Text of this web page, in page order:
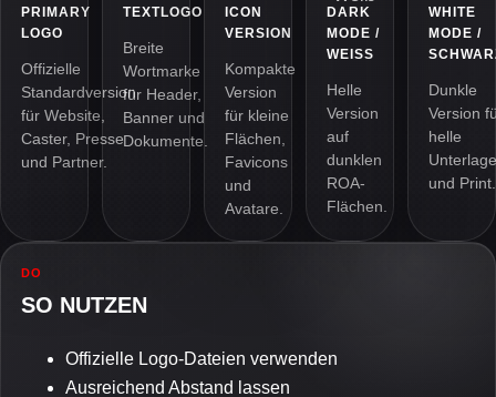
PRIMARY
LOGO
Offizielle
Standardversion
für Website,
Caster, Presse
und Partner.
TEXTLOGO
Breite
Wortmarke
für Header,
Banner und
Dokumente.
ICON
VERSION
Kompakte
Version
für kleine
Flächen,
Favicons
und
Avatare.
DARK
MODE /
WEISS
Helle
Version
auf
dunklen
ROA-
Flächen.
WHITE
MODE /
Dunkle
Version
helle
und Print.
DO
SO NUTZEN
Offizielle Logo-Dateien verwenden
Ausreichend Abstand lassen